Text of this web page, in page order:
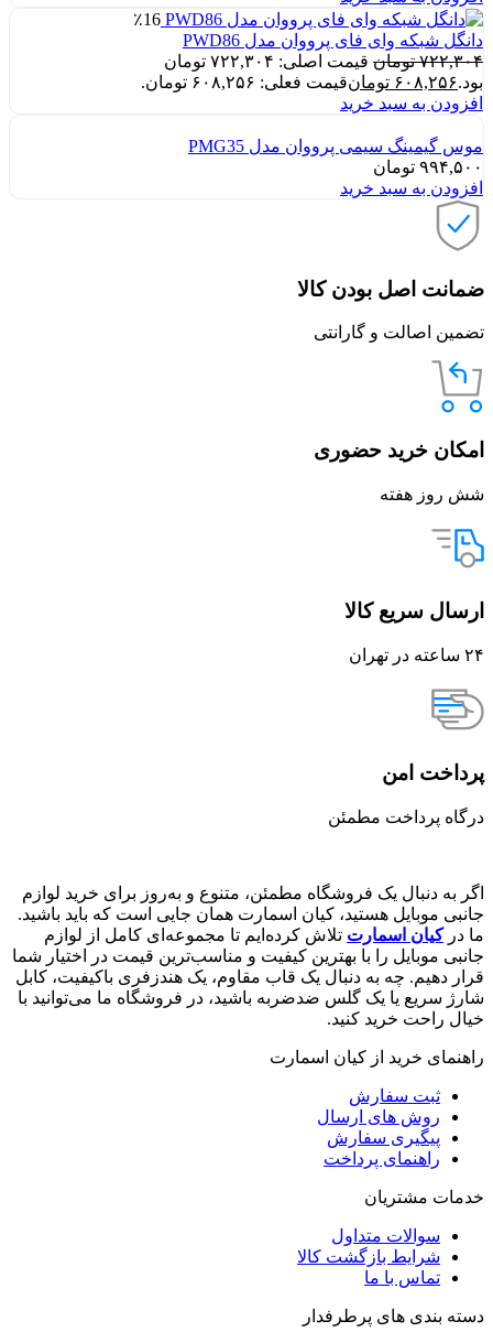
٪16
دانگل شبکه وای فای پرووان مدل PWD86
۷۲۲,۳۰۴ تومان
قیمت اصلی: ۷۲۲,۳۰۴ تومان
بود.۶۰۸,۲۵۶ تومانقیمت فعلی: ۶۰۸,۲۵۶ تومان.
افزودن به سبد خرید
موس گیمینگ سیمی پرووان مدل PMG35
۹۹۴,۵۰۰ تومان
افزودن به سبد خرید
ضمانت اصل بودن کالا
تضمین اصالت و گارانتی
امکان خرید حضوری
شش روز هفته
ارسال سریع کالا
۲۴ ساعته در تهران
پرداخت امن
درگاه پرداخت مطمئن
اگر به دنبال یک فروشگاه مطمئن، متنوع و به‌روز برای خرید لوازم
جانبی موبایل هستید، کیان اسمارت همان جایی است که باید باشید.
ما درکیان اسمارت تلاش کرده‌ایم تا مجموعه‌ای کامل از لوازم
جانبی موبایل را با بهترین کیفیت و مناسب‌ترین قیمت در اختیار شما
قرار دهیم. چه به دنبال یک قاب مقاوم، یک هندزفری باکیفیت، کابل
شارژ سریع یا یک گلس ضدضربه باشید، در فروشگاه ما می‌توانید با
خیال راحت خرید کنید.
راهنمای خرید از کیان اسمارت
ثبت سفارش
روش‌ های ارسال
پیگیری سفارش
راهنمای پرداخت
خدمات مشتریان
سوالات متداول
شرایط بازگشت کالا
تماس با ما
دسته بندی های پرطرفدار